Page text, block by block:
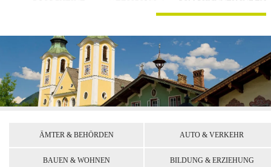
ÄMTER & BEHÖRDEN AUTO & VERKEHR
BAUEN & WOHNEN BILDUNG & ERZIEHUNG